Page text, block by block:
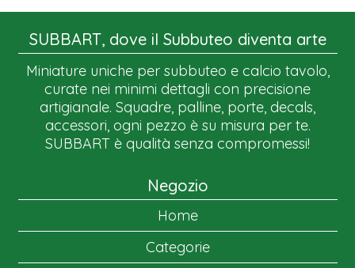
SUBBART, dove il Subbuteo diventa arte
Miniature uniche per subbuteo e calcio tavolo,
curate nei minimi dettagli con precisione
artigianale. Squadre, palline, porte, decals,
accessori, ogni pezzo è su misura per te.
SUBBART è qualità senza compromessi!
Negozio
Home
Categorie